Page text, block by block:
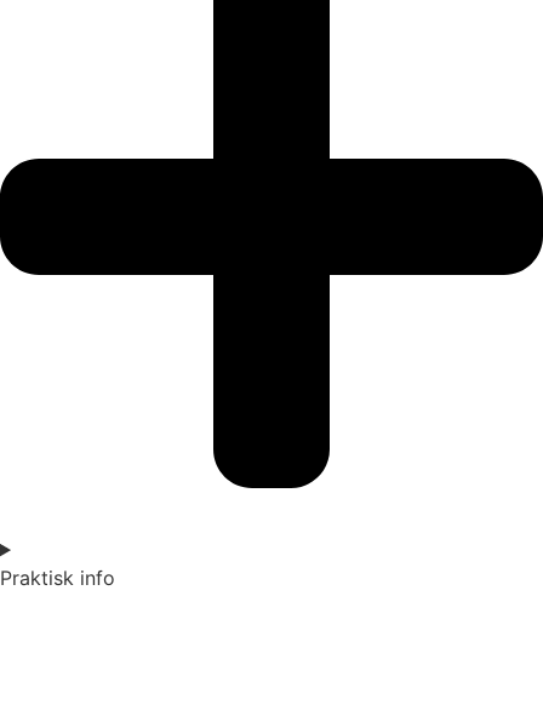
Praktisk info